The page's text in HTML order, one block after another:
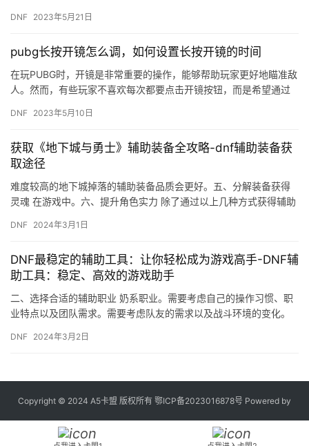
DNF 2023年5月21日
pubg长按开镜怎么调，如何设置长按开镜的时间
在玩PUBG时，开镜是非常重要的操作，能够帮助玩家更好地瞄准敌
人。然而，有些玩家不喜欢每次都要点击开镜按钮，而是希望通过
DNF 2023年5月10日
获取《地下城与勇士》辅助装备全攻略-dnf辅助装备获
取途径
难度较高的地下城掉落的辅助装备品质会更好。五、分解装备获得
灵魂 在游戏中。六、提升角色实力 除了通过以上几种方式获得辅助
DNF 2024年3月1日
DNF最稳定的辅助工具：让你轻松成为游戏高手-DNF辅
助工具：稳定、高效的游戏助手
二、选择合适的辅助职业 奶系职业。需要考虑自己的操作习惯、职
业特点以及团队需求。需要考虑队友的需求以及战斗环境的变化。
DNF 2024年3月2日
Copyright © 2024 A5卡盟 版权所有 鄂ICP备2023016878号 Powered by